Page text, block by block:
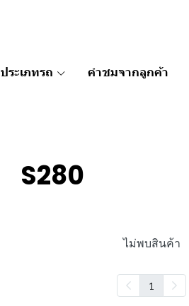
ประเภทรถ คำชมจากลูกค้า
S280
ไม่พบสินค้า
1